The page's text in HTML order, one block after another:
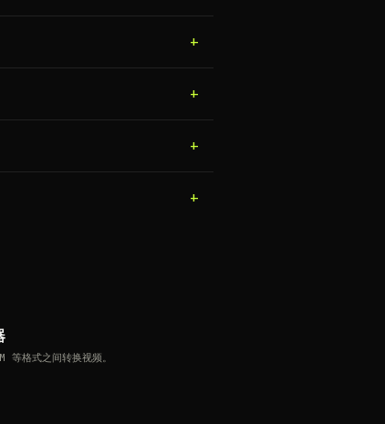
+
+
+
+
等格式之间转换视频。